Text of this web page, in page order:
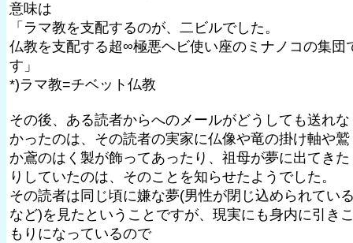
意味は
「ラマ教を支配するのが、二ビルでした。
仏教を支配する超∞極悪ヘビ使い座のミナノコの集団
す」
*)ラマ教=チベット仏教
その後、ある読者からへのメールがどうしても送れな
かったのは、その読者の実家に仏像や竜の掛け軸や鷲
か鳶のはく製が飾ってあったり、祖母が夢に出てきた
りしていたのは、そのことを知らせたようでした。
その読者は同じ頃に嫌な夢(男性が閉じ込められてい
など)を見たということですが、現実にも身内に引き
もりになっているので